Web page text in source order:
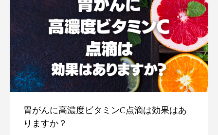
胃がんに高濃度ビタミンC点滴は効果はあ
りますか？